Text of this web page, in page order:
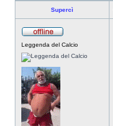
Supercì
Leggenda del Calcio